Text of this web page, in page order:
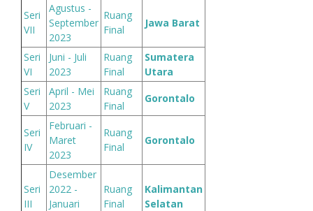
Seri
VII
Agustus -
September
2023
Ruang
Final
Jawa Barat
Seri
VI
Juni - Juli
2023
Ruang
Final
Sumatera
Utara
Seri
V
April - Mei
2023
Ruang
Final
Gorontalo
Seri
IV
Februari -
Maret
2023
Ruang
Final
Gorontalo
Seri
III
Desember
2022 -
Januari
Ruang
Final
Kalimantan
Selatan